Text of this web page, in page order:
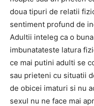
doua tipuri de relatii
sentiment profund de
Adultii inteleg ca o
imbunatateste latura
ce mai putini adulti se
sau prieteni cu situatii
de obicei imaturi si nu
sexul nu ne face mai